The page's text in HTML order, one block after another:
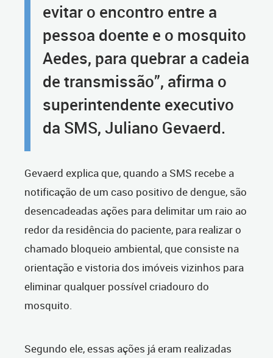
evitar o encontro entre a
pessoa doente e o mosquito
Aedes, para quebrar a cadeia
de transmissão”, afirma o
superintendente executivo
da SMS, Juliano Gevaerd.
Gevaerd explica que, quando a SMS recebe a
notificação de um caso positivo de dengue, são
desencadeadas ações para delimitar um raio ao
redor da residência do paciente, para realizar o
chamado bloqueio ambiental, que consiste na
orientação e vistoria dos imóveis vizinhos para
eliminar qualquer possível criadouro do
mosquito.
Segundo ele, essas ações já eram realizadas